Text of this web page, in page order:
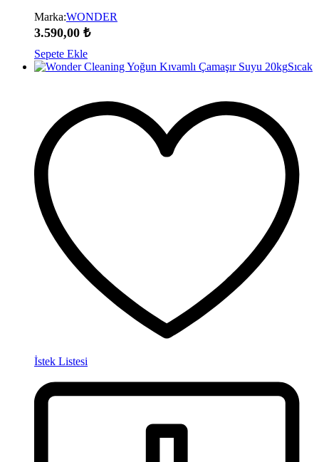
Marka:WONDER
3.590,00 ₺
Sepete Ekle
Sıcak
İstek Listesi